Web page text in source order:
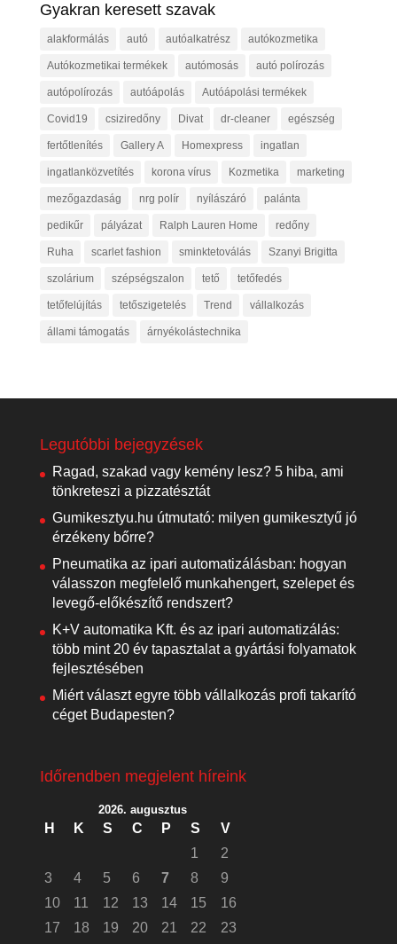
Gyakran keresett szavak
alakformálás autó autóalkatrész autókozmetika
Autókozmetikai termékek autómosás autó polírozás
autópolírozás autóápolás Autóápolási termékek
Covid19 csiziredőny Divat dr-cleaner egészség
fertőtlenítés Gallery A Homexpress ingatlan
ingatlanközvetítés korona vírus Kozmetika marketing
mezőgazdaság nrg polír nyílászáró palánta
pedikűr pályázat Ralph Lauren Home redőny
Ruha scarlet fashion sminktetoválás Szanyi Brigitta
szolárium szépségszalon tető tetőfedés
tetőfelújítás tetőszigetelés Trend vállalkozás
állami támogatás árnyékolástechnika
Legutóbbi bejegyzések
Ragad, szakad vagy kemény lesz? 5 hiba, ami
tönkreteszi a pizzatésztát
Gumikesztyu.hu útmutató: milyen gumikesztyű jó
érzékeny bőrre?
Pneumatika az ipari automatizálásban: hogyan
válasszon megfelelő munkahengert, szelepet és
levegő-előkészítő rendszert?
K+V automatika Kft. és az ipari automatizálás:
több mint 20 év tapasztalat a gyártási folyamatok
fejlesztésében
Miért választ egyre több vállalkozás profi takarító
céget Budapesten?
Időrendben megjelent híreink
2026. augusztus
H K S C P S
V
1
2
3
4 5 6 7 8
9
10
11 12 13 14 15
16
17
18 19 20 21 22
23